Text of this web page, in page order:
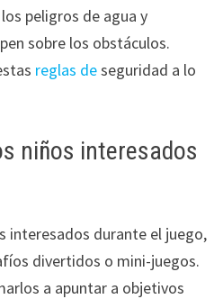
peligros de agua y
sobre los obstáculos.
reglas deseguridad a lo
niños interesados
interesados durante el juego,
divertidos o mini-juegos.
a apuntar a objetivos